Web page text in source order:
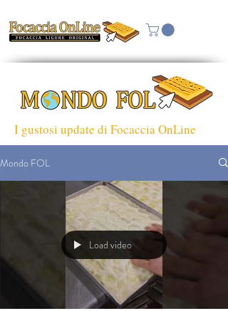
I gustosi update di Focaccia OnLine
Mondo FOL
Load video